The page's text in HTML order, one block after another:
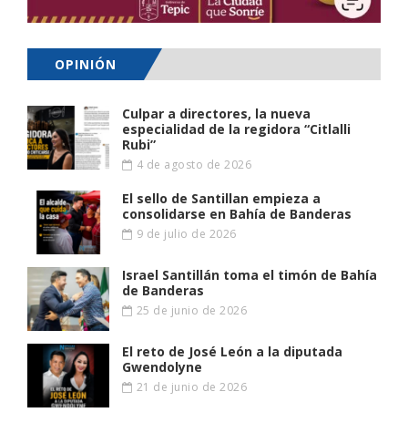
OPINIÓN
Culpar a directores, la nueva
especialidad de la regidora “Citlalli
Rubi”
4 de agosto de 2026
El sello de Santillan empieza a
consolidarse en Bahía de Banderas
9 de julio de 2026
Israel Santillán toma el timón de Bahía
de Banderas
25 de junio de 2026
El reto de José León a la diputada
Gwendolyne
21 de junio de 2026